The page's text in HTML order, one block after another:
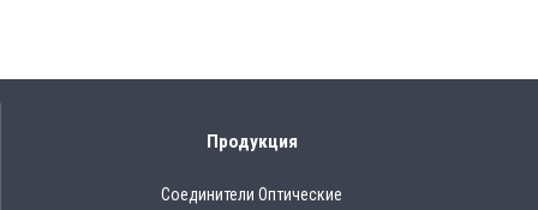
Продукция
Соединители Оптические